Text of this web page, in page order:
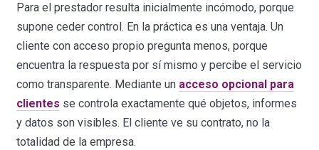
Para el prestador resulta inicialmente incómodo, porque
supone ceder control. En la práctica es una ventaja. Un
cliente con acceso propio pregunta menos, porque
encuentra la respuesta por sí mismo y percibe el servicio
como transparente. Mediante un acceso opcional para
clientes se controla exactamente qué objetos, informes
y datos son visibles. El cliente ve su contrato, no la
totalidad de la empresa.